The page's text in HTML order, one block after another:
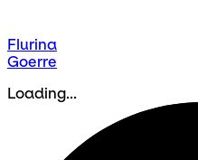
Flurina
Goerre
Loading...